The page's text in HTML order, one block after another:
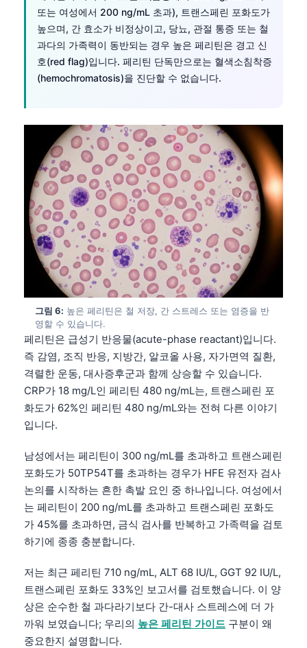
또는 여성에서 200 ng/mL 초과), 트랜스페린 포화도가
높으며, 간 효소가 비정상이고, 당뇨, 관절 통증 또는 철
과다의 가족력이 동반되는 경우 높은 페리틴은 경고 신
호(red flag)입니다. 페리틴 단독만으로는 혈색소침착증
(hemochromatosis)을 진단할 수 없습니다.
그림 6: 높은 페리틴은 철 저장, 간 스트레스 또는 염증을 반
영할 수 있습니다.
페리틴은 급성기 반응물(acute-phase reactant)입니다.
즉 감염, 조직 반응, 지방간, 알코올 사용, 자가면역 질환,
격렬한 운동, 대사증후군과 함께 상승할 수 있습니다.
CRP가 18 mg/L인 페리틴 480 ng/mL는, 트랜스페린 포
화도가 62%인 페리틴 480 ng/mL와는 전혀 다른 이야기
입니다.
남성에서는 페리틴이 300 ng/mL를 초과하고 트랜스페린
포화도가 50TP54T를 초과하는 경우가 HFE 유전자 검사
논의를 시작하는 흔한 촉발 요인 중 하나입니다. 여성에서
는 페리틴이 200 ng/mL를 초과하고 트랜스페린 포화도
가 45%를 초과하면, 금식 검사를 반복하고 가족력을 검토
하기에 종종 충분합니다.
저는 최근 페리틴 710 ng/mL, ALT 68 IU/L, GGT 92 IU/L,
트랜스페린 포화도 33%인 보고서를 검토했습니다. 이 양
상은 순수한 철 과다라기보다 간-대사 스트레스에 더 가
까워 보였습니다; 우리의 높은 페리틴 가이드 구분이 왜
중요한지 설명합니다.
O‘zbekcha
Català
Қазақ тілі
Hrvatski
كوردی‎
پښتو
سنڌي
සිංහල
অসমীয়া
Galego
Latviešu valoda
Македонски јазик
Euskara
Gàidhlig
Occitan
العربية المغربية
Afrikaans
Монгол
ພາສາລາວ
Basa Jawa
Cebuano
Татар теле
Беларуская мова
Esperanto